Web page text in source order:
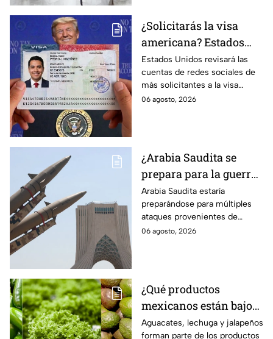
¿Solicitarás la visa
americana? Estados
Unidos revisará las
redes sociales de estos
solicitantes
Estados Unidos revisará las
cuentas de redes sociales de
más solicitantes a la visa
americana.
06 agosto, 2026
¿Arabia Saudita se
prepara para la guerra?
Esperan ataques de
grupos armados de tres
países
Arabia Saudita estaría
preparándose para múltiples
ataques provenientes de
grupos armados de tres países.
06 agosto, 2026
¿Qué productos
mexicanos están bajo
la lupa de Estados
Aguacates, lechuga y jalapeños
forman parte de los productos